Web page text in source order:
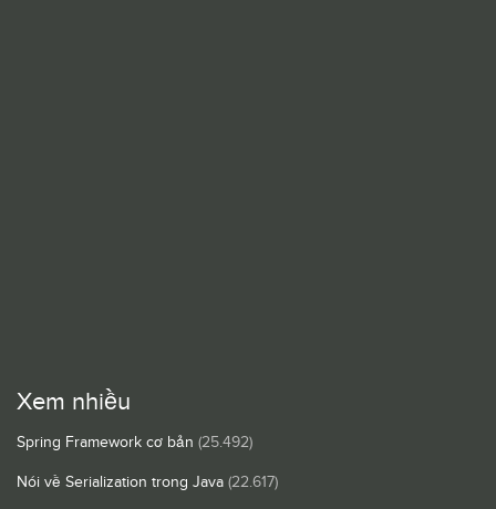
Xem nhiều
Spring Framework cơ bản (25.492)
Nói về Serialization trong Java (22.617)